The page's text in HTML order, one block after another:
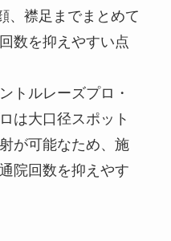
襟足までまとめて
数を抑えやすい点
トルレーズプロ・
は大口径スポット
が可能なため、施
院回数を抑えやす